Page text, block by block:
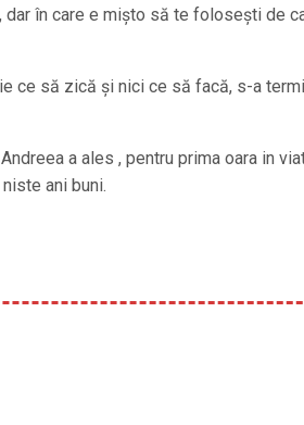
în care e mişto să te foloseşti de
ce să zică și nici ce să facă, s-a
a ales , pentru prima oara in
ani buni.